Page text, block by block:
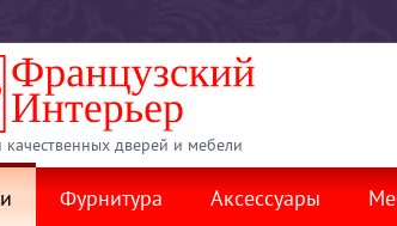
качественных дверей и мебели
Фурнитура Аксессуары